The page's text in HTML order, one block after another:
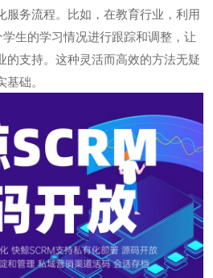
服务流程。比如，在教育行业，利用
生的学习情况进行跟踪和调整，让
的支持。这种灵活而高效的方法无疑
础。